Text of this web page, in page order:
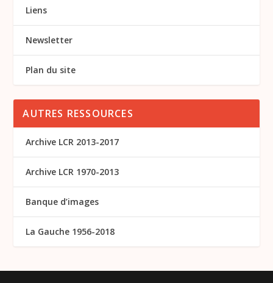
Liens
Newsletter
Plan du site
AUTRES RESSOURCES
Archive LCR 2013-2017
Archive LCR 1970-2013
Banque d’images
La Gauche 1956-2018